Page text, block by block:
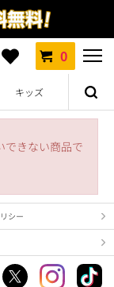
0
キッズ
できない商品で
シー